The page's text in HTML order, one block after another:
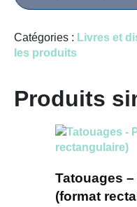
Catégories : Livres et
les produits
Produits
Tatouages
(format